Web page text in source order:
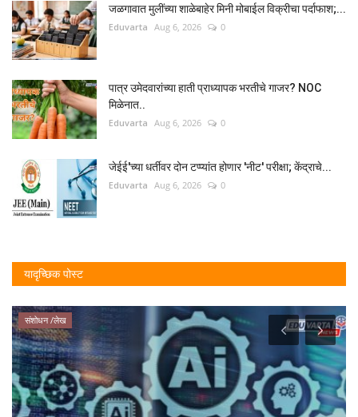
जळगावात मुलींच्या शाळेबाहेर मिनी मोबाईल विक्रीचा पर्दाफाश;...
Eduvarta Aug 6, 2026 0
पात्र उमेदवारांच्या हाती प्राध्यापक भरतीचे गाजर? NOC
मिळेनात..
Eduvarta Aug 6, 2026 0
जेईई'च्या धर्तीवर दोन टप्प्यांत होणार 'नीट' परीक्षा; केंद्राचे...
Eduvarta Aug 6, 2026 0
यादृच्छिक पोस्ट
संशोधन /लेख